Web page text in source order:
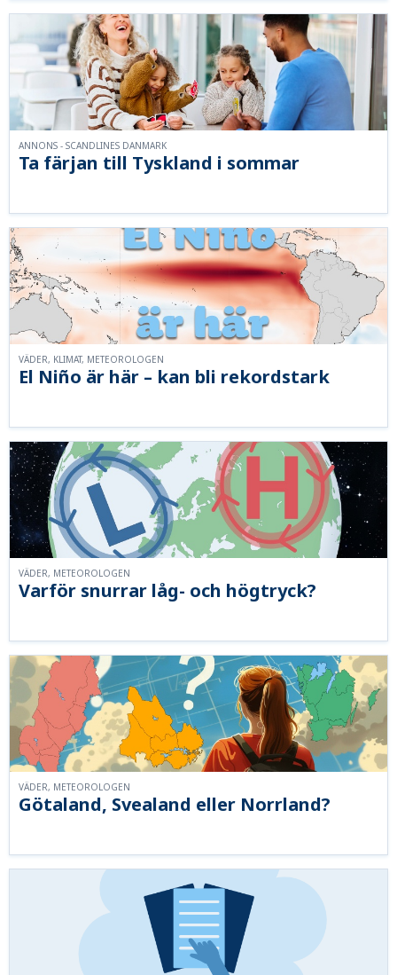
Ta färjan till Tyskland i sommar
ANNONS - SCANDLINES DANMARK
El Niño är här – kan bli rekordstark
VÄDER, KLIMAT, METEOROLOGEN
Varför snurrar låg- och högtryck?
VÄDER, METEOROLOGEN
Götaland, Svealand eller Norrland?
VÄDER, METEOROLOGEN